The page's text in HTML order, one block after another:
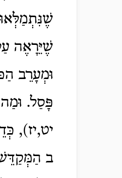
שֶׁיֵּרָאֶה
וּמְעָרֵב
פָּסַל.
יט,יז),
ב הַמְּקַדֵּשׁ